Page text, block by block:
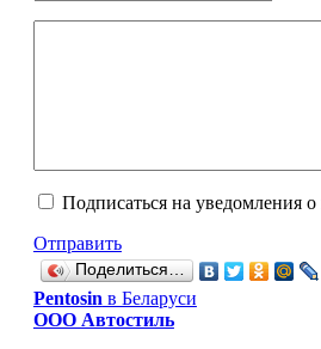
Подписаться на уведомления
Отправить
Поделиться…
Рentosin в Беларуси
ООО Автостиль